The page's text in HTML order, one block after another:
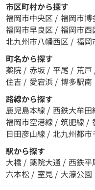
市区町村から探す
福岡市中央区 / 福岡市博
福岡市早良区 / 福岡市西
北九州市八幡西区 / 福岡
町名から探す
薬院 / 赤坂 / 平尾 / 荒戸
住吉 / 愛宕浜 / 博多駅南
路線から探す
鹿児島本線 / 西鉄大牟田
福岡市空港線 / 筑肥線 /
日田彦山線 / 北九州都市
駅から探す
大橋 / 薬院大通 / 西鉄平
六本松 / 室見 / 大濠公園